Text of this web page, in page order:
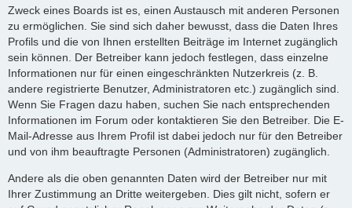
Zweck eines Boards ist es, einen Austausch mit anderen Personen
zu ermöglichen. Sie sind sich daher bewusst, dass die Daten Ihres
Profils und die von Ihnen erstellten Beiträge im Internet zugänglich
sein können. Der Betreiber kann jedoch festlegen, dass einzelne
Informationen nur für einen eingeschränkten Nutzerkreis (z. B.
andere registrierte Benutzer, Administratoren etc.) zugänglich sind.
Wenn Sie Fragen dazu haben, suchen Sie nach entsprechenden
Informationen im Forum oder kontaktieren Sie den Betreiber. Die E-
Mail-Adresse aus Ihrem Profil ist dabei jedoch nur für den Betreiber
und von ihm beauftragte Personen (Administratoren) zugänglich.
Andere als die oben genannten Daten wird der Betreiber nur mit
Ihrer Zustimmung an Dritte weitergeben. Dies gilt nicht, sofern er